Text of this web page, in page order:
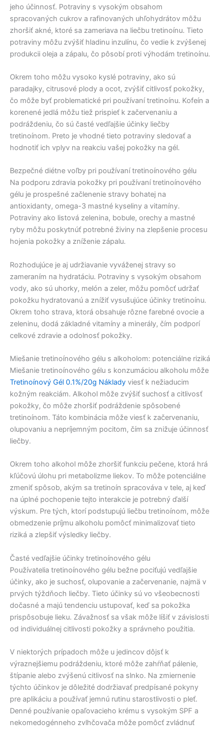
jeho účinnosť. Potraviny s vysokým obsahom
spracovaných cukrov a rafinovaných uhľohydrátov môžu
zhoršiť akné, ktoré sa zameriava na liečbu tretinoínu. Tieto
potraviny môžu zvýšiť hladinu inzulínu, čo vedie k zvýšenej
produkcii oleja a zápalu, čo pôsobí proti výhodám tretinoínu.
Okrem toho môžu vysoko kyslé potraviny, ako sú
paradajky, citrusové plody a ocot, zvýšiť citlivosť pokožky,
čo môže byť problematické pri používaní tretinoínu. Kofeín a
korenené jedlá môžu tiež prispieť k začervenaniu a
podráždeniu, čo sú časté vedľajšie účinky liečby
tretinoínom. Preto je vhodné tieto potraviny sledovať a
hodnotiť ich vplyv na reakciu vašej pokožky na gél.
Bezpečné diétne voľby pri používaní tretinoínového gélu
Na podporu zdravia pokožky pri používaní tretinoínového
gélu je prospešné začlenenie stravy bohatej na
antioxidanty, omega-3 mastné kyseliny a vitamíny.
Potraviny ako listová zelenina, bobule, orechy a mastné
ryby môžu poskytnúť potrebné živiny na zlepšenie procesu
hojenia pokožky a zníženie zápalu.
Rozhodujúce je aj udržiavanie vyváženej stravy so
zameraním na hydratáciu. Potraviny s vysokým obsahom
vody, ako sú uhorky, melón a zeler, môžu pomôcť udržať
pokožku hydratovanú a znížiť vysušujúce účinky tretinoínu.
Okrem toho strava, ktorá obsahuje rôzne farebné ovocie a
zeleninu, dodá základné vitamíny a minerály, čím podporí
celkové zdravie a odolnosť pokožky.
Miešanie tretinoínového gélu s alkoholom: potenciálne riziká
Miešanie tretinoínového gélu s konzumáciou alkoholu môže
Tretinoínový Gél 0.1%/20g Náklady viesť k nežiaducim
kožným reakciám. Alkohol môže zvýšiť suchosť a citlivosť
pokožky, čo môže zhoršiť podráždenie spôsobené
tretinoínom. Táto kombinácia môže viesť k začervenaniu,
olupovaniu a nepríjemným pocitom, čím sa znižuje účinnosť
liečby.
Okrem toho alkohol môže zhoršiť funkciu pečene, ktorá hrá
kľúčovú úlohu pri metabolizme liekov. To môže potenciálne
zmeniť spôsob, akým sa tretinoín spracováva v tele, aj keď
na úplné pochopenie tejto interakcie je potrebný ďalší
výskum. Pre tých, ktorí podstupujú liečbu tretinoínom, môže
obmedzenie príjmu alkoholu pomôcť minimalizovať tieto
riziká a zlepšiť výsledky liečby.
Časté vedľajšie účinky tretinoínového gélu
Používatelia tretinoínového gélu bežne pociťujú vedľajšie
účinky, ako je suchosť, olupovanie a začervenanie, najmä v
prvých týždňoch liečby. Tieto účinky sú vo všeobecnosti
dočasné a majú tendenciu ustupovať, keď sa pokožka
prispôsobuje lieku. Závažnosť sa však môže líšiť v závislosti
od individuálnej citlivosti pokožky a správneho použitia.
V niektorých prípadoch môže u jedincov dôjsť k
výraznejšiemu podráždeniu, ktoré môže zahŕňať pálenie,
štípanie alebo zvýšenú citlivosť na slnko. Na zmiernenie
týchto účinkov je dôležité dodržiavať predpísané pokyny
pre aplikáciu a používať jemnú rutinu starostlivosti o pleť.
Denné používanie opaľovacieho krému s vysokým SPF a
nekomedogénneho zvlhčovača môže pomôcť zvládnuť